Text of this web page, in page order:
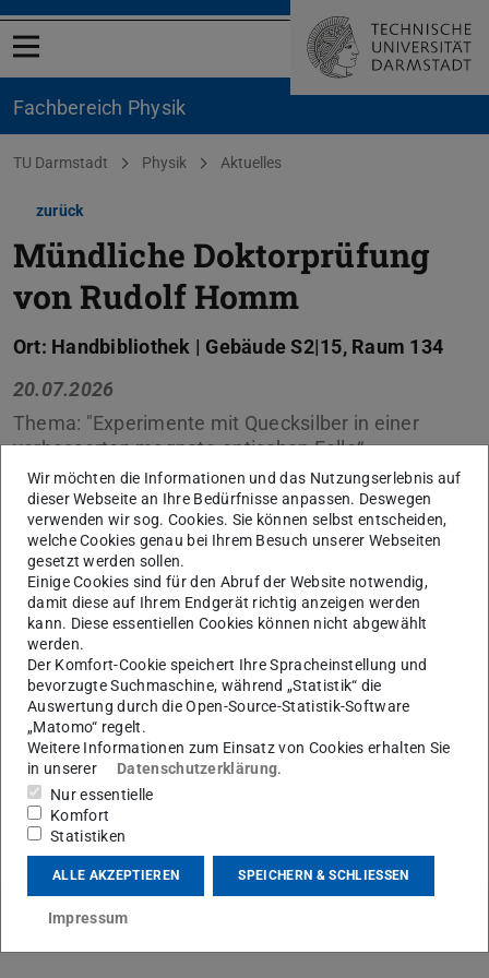
Menü öffnen
Fachbereich Physik
Sie befinden sich hier:
TU Darmstadt Physik Aktuelles
zurück
Mündliche Doktorprüfung
von Rudolf Homm
Ort: Handbibliothek | Gebäude S2|15, Raum 134
20.07.2026
Thema: "Experimente mit Quecksilber in einer
verbesserten magneto-optischen Falle“
Wir möchten die Informationen und das Nutzungserlebnis auf
dieser Webseite an Ihre Bedürfnisse anpassen. Deswegen
verwenden wir sog. Cookies. Sie können selbst entscheiden,
welche Cookies genau bei Ihrem Besuch unserer Webseiten
gesetzt werden sollen.
Einige Cookies sind für den Abruf der Website notwendig,
damit diese auf Ihrem Endgerät richtig anzeigen werden
kann. Diese essentiellen Cookies können nicht abgewählt
werden.
Der Komfort-Cookie speichert Ihre Spracheinstellung und
bevorzugte Suchmaschine, während „Statistik“ die
Auswertung durch die Open-Source-Statistik-Software
„Matomo“ regelt.
Weitere Informationen zum Einsatz von Cookies erhalten Sie
in unserer
Datenschutzerklärung.
Nur essentielle
Komfort
Statistiken
ALLE AKZEPTIEREN SPEICHERN & SCHLIESSEN
Impressum